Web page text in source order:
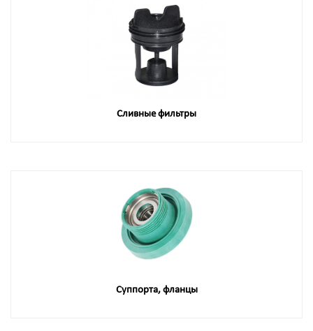
Сливные фильтры
Суппорта, фланцы